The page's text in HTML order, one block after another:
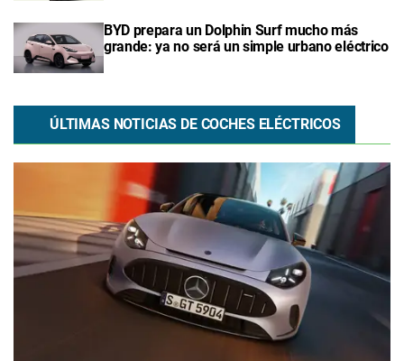
BYD prepara un Dolphin Surf mucho más
grande: ya no será un simple urbano eléctrico
ÚLTIMAS NOTICIAS DE COCHES ELÉCTRICOS